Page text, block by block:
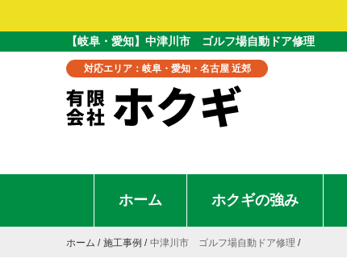
【岐阜・愛知】中津川市 ゴルフ場自動ドア修理
対応エリア：岐阜・愛知・名古屋 近郊
ホーム ホクギの強み
ホーム 施工事例 中津川市 ゴルフ場自動ドア修理